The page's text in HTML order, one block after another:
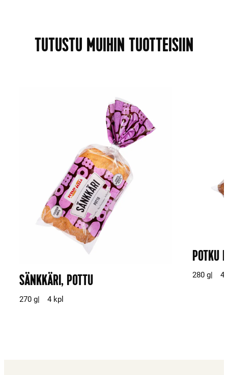
TUTUSTU MUIHIN TUOTTEISIIN
SÄNKKÄRI, POTTU
270 g 4 kpl
POTKU
280 g 4